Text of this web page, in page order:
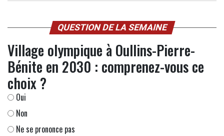
QUESTION DE LA SEMAINE
Village olympique à Oullins-Pierre-
Bénite en 2030 : comprenez-vous ce
choix ?
Oui
Non
Ne se prononce pas